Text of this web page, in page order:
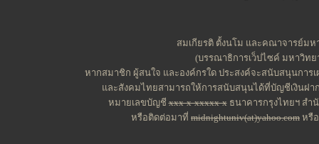
สมเกียรติ ตั้งนโม และคณาจารย์มห
(บรรณาธิการเว็ปไซค์ มหาวิทย
หากสมาชิก ผู้สนใจ และองค์กรใด ประสงค์จะสนับสนุนกา
และสังคมไทยสามารถให้การสนับสนุนได้ที่บัญชีเงินฝ
หมายเลขบัญชีxxx-x-xxxxx-xธนาคารกรุงไทยฯ สำ
หรือติดต่อมาที่ midnightuniv(at)yahoo.com หรื